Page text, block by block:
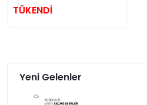
TÜKENDİ
Yeni Gelenler